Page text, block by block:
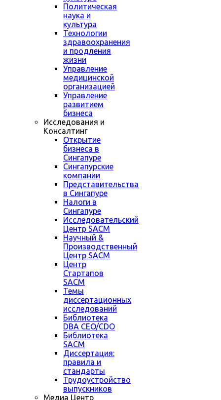
Политическая
наука и
культура
Технологии
здравоохранения
и продления
жизни
Управление
медицинской
организацией
Управление
развитием
бизнеса
Исследования и
Консалтинг
Открытие
бизнеса в
Сингапуре
Сингапурские
компании
Представительства
в Сингапуре
Налоги в
Сингапуре
Исследовательский
Центр SACM
Научный &
Производственный
Центр SACM
Центр
Стартапов
SACM
Темы
диссертационных
исследований
Библиотека
DBA CEO/CDO
Библиотека
SACM
Диссертация:
правила и
стандарты
Трудоустройство
выпускников
Медиа Центр